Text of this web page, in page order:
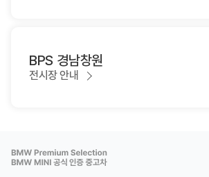
BPS 경남창원
전시장 안내